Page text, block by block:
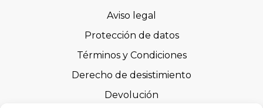
Aviso legal
Protección de datos
Términos y Condiciones
Derecho de desistimiento
Devolución